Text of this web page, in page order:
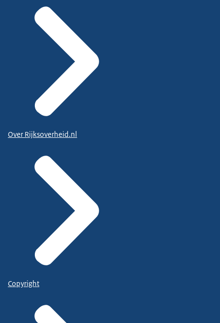
Over Rijksoverheid.nl
Copyright